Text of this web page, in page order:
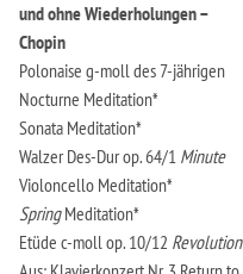
und ohne Wiederholungen –
Chopin
Polonaise g-moll des 7-jährigen
Nocturne Meditation*
Sonata Meditation*
Walzer Des-Dur op. 64/1 Minute
Violoncello Meditation*
SpringMeditation*
Etüde c-moll op. 10/12 Revolution